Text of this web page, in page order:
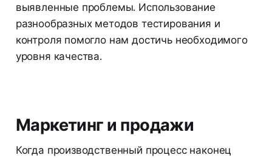
выявленные проблемы. Использование
разнообразных методов тестирования и
контроля помогло нам достичь необходимого
уровня качества.
Маркетинг и продажи
Когда производственный процесс наконец